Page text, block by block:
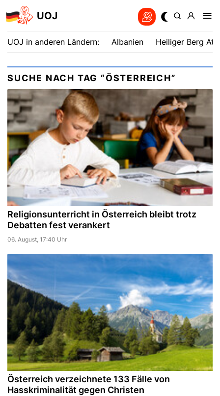
UOJ
UOJ in anderen Ländern: Albanien Heiliger Berg
SUCHE NACH TAG “ÖSTERREICH”
Religionsunterricht in Österreich bleibt trotz
Debatten fest verankert
06. August, 17:40 Uhr
Österreich verzeichnete 133 Fälle von
Hasskriminalität gegen Christen